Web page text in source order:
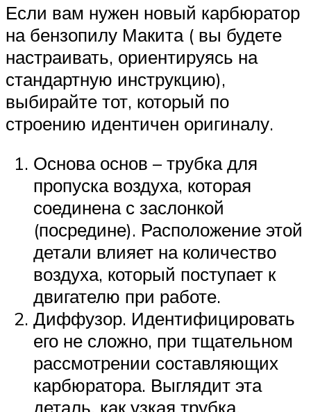
Если вам нужен новый карбюратор
на бензопилу Макита ( вы будете
настраивать, ориентируясь на
стандартную инструкцию),
выбирайте тот, который по
строению идентичен оригиналу.
Основа основ – трубка для
пропуска воздуха, которая
соединена с заслонкой
(посредине). Расположение этой
детали влияет на количество
воздуха, который поступает к
двигателю при работе.
Диффузор. Идентифицировать
его не сложно, при тщательном
рассмотрении составляющих
карбюратора. Выглядит эта
деталь, как узкая трубка,